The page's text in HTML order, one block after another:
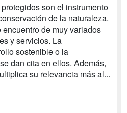
son el instrumento
de la naturaleza.
de muy variados
y servicios. La
sostenible o la
dan cita en ellos. Además,
su relevancia más al...